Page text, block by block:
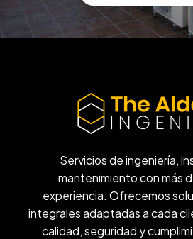
Servicios de ingeniería,
mantenimiento con más
experiencia. Ofrecemos
integrales adaptadas a cada
calidad, seguridad y